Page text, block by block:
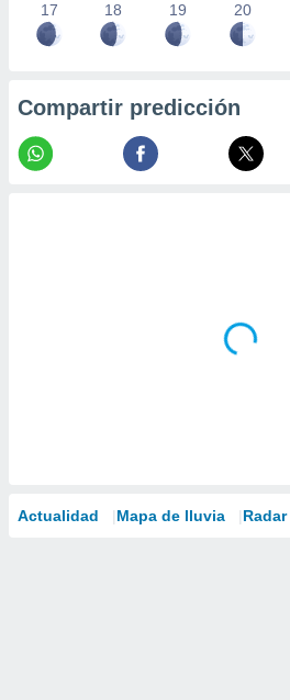
17 18 19 20
Compartir predicción
Actualidad Mapa de lluvia